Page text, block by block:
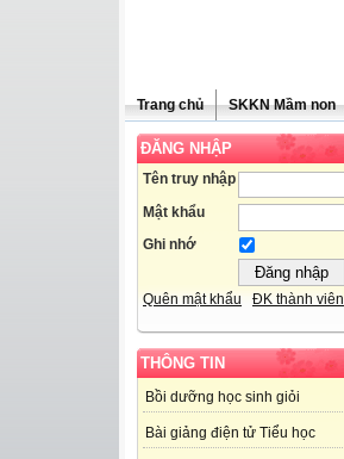
Trang chủ SKKN Mầm non
ĐĂNG NHẬP
Tên truy nhập
Mật khẩu
Ghi nhớ
Quên mật khẩu ĐK thành viên
THÔNG TIN
Bồi dưỡng học sinh giỏi
Bài giảng điện tử Tiểu học